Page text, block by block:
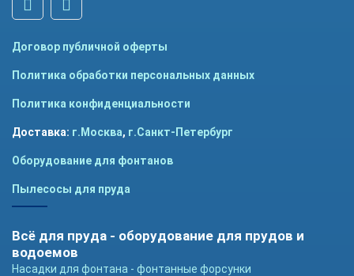
Договор публичной оферты
Политика обработки персональных данных
Политика конфиденциальности
Доставка: г.Москва, г.Санкт-Петербург
Оборудование для фонтанов
Пылесосы для пруда
Всё для пруда - оборудование для прудов и
водоемов
Насадки для фонтана - фонтанные форсунки